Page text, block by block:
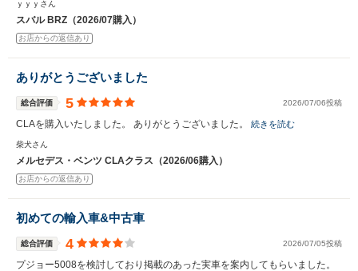
ｙｙｙさん
スバル BRZ（2026/07購入）
お店からの返信あり
ありがとうございました
総合評価 5 2026/07/06投稿
CLAを購入いたしました。 ありがとうございました。 続きを読む
柴犬さん
メルセデス・ベンツ CLAクラス（2026/06購入）
お店からの返信あり
初めての輸入車&中古車
総合評価 4 2026/07/05投稿
プジョー5008を検討しており掲載のあった実車を案内してもらいました。